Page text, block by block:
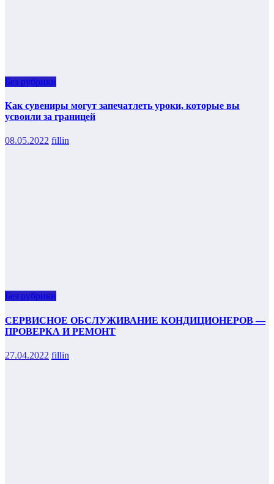
Без рубрики
Как сувениры могут запечатлеть уроки, которые вы
усвоили за границей
08.05.2022 fillin
Без рубрики
СЕРВИСНОЕ ОБСЛУЖИВАНИЕ КОНДИЦИОНЕРОВ —
ПРОВЕРКА И РЕМОНТ
27.04.2022 fillin